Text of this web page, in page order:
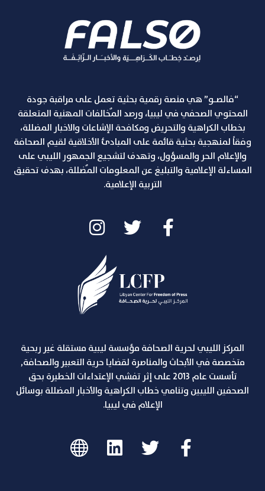
“فالصـو” هي منصة رقمية بحثية تعمل على مراقبة جودة
المحتوي الصحفي في ليبيا، ورصد المٌخالفات المهنية المتعلقة
بخطاب الكراهية والتحريض ومكافحة الإشاعات والاخبار المضللة،
وفقاً لمنهجية بحثية قائمة على المبادئ الأخلاقية لقيم الصحافة
والإعلام الحر والمسؤول، وتهدف لتشجيع الجمهور الليبي على
المساءلة الإعلامية والتبليغ عن المعلومات المٌضللة، بهدف تحقيق
التربية الإعلامية.
المركز الليبي لحرية الصحافة مؤسسة ليبية مستقلة غير ربحية
متخصصة في الأبحاث والمناصرة لقضايا حرية التعبير والصحافة,
تأسست عام 2013 على إثر تفشي الإعتداءات الخطيرة بحق
الصحفين الليبين وتنامي خطاب الكراهية والأخبار المضللة بوسائل
الإعلام في ليبيا.